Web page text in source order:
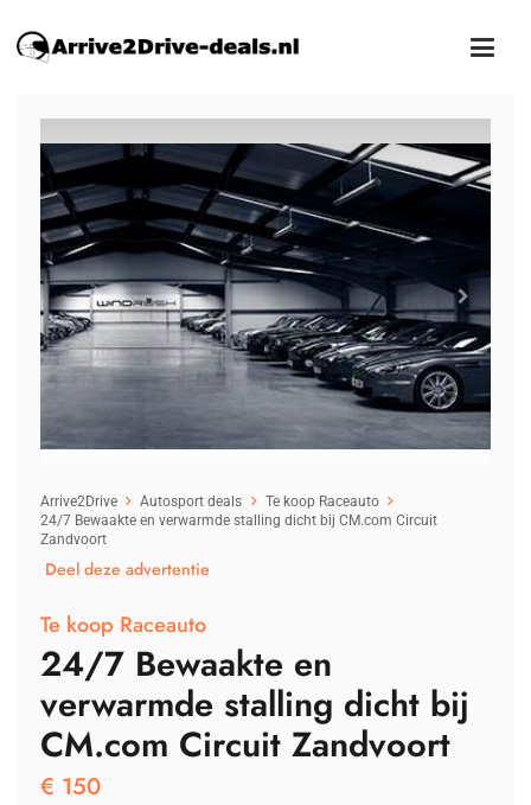
1/2
Arrive2Drive Autosport deals
Te koop Raceauto
24/7 Bewaakte en verwarmde stalling dicht bij CM.com Circuit
Zandvoort
Deel deze advertentie
Te koop Raceauto
24/7 Bewaakte en
verwarmde stalling dicht bij
CM.com Circuit Zandvoort
€ 150